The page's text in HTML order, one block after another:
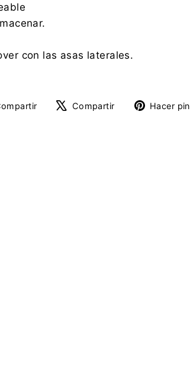
con las asas laterales.
Compartir
Compartir
TuitearHacer pin